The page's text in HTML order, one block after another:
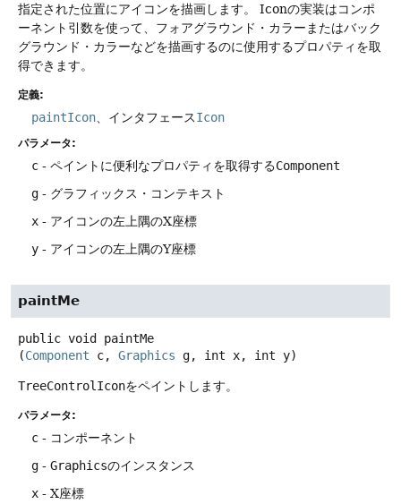
指定された位置にアイコンを描画します。
Iconの実装はコンポ
ーネント引数を使って、フォアグラウンド・カラーまたはバック
グラウンド・カラーなどを描画するのに使用するプロパティを取
得できます。
定義:
paintIcon 、インタフェースIcon
パラメータ:
c - ペイントに便利なプロパティを取得するComponent
g - グラフィックス・コンテキスト
x - アイコンの左上隅のX座標
y - アイコンの左上隅のY座標
paintMe
public void
paintMe
(Component c, Graphics g, int x, int y)
TreeControlIconをペイントします。
パラメータ:
c - コンポーネント
g - Graphicsのインスタンス
x - X座標